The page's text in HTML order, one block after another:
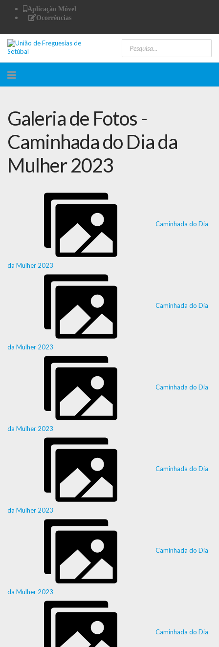
Aplicação Móvel
Ocorrências
Galeria de Fotos -
Caminhada do Dia da
Mulher 2023
Caminhada do Dia
da Mulher 2023
Caminhada do Dia
da Mulher 2023
Caminhada do Dia
da Mulher 2023
Caminhada do Dia
da Mulher 2023
Caminhada do Dia
da Mulher 2023
Caminhada do Dia